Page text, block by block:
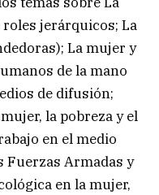
jerárquicos; La
La mujer y
de la mano
de difusión;
la pobreza y el
en el medio
Fuerzas Armadas y
en la mujer,